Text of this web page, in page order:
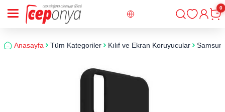
Giriş
0
Anasayfa Tüm Kategoriler Kılıf ve Ekran Koruyucular